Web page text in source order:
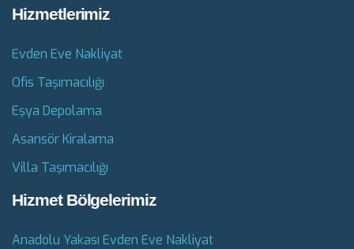
Hizmetlerimiz
Evden Eve Nakliyat
Ofis Taşımacılığı
Eşya Depolama
Asansör Kiralama
Villa Taşımacılığı
Hizmet Bölgelerimiz
Anadolu Yakası Evden Eve Nakliyat